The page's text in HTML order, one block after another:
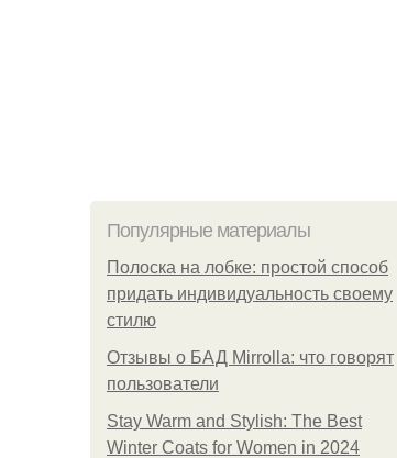
Популярные материалы
Полоска на лобке: простой способ
придать индивидуальность своему
стилю
Отзывы о БАД Mirrolla: что говорят
пользователи
Stay Warm and Stylish: The Best
Winter Coats for Women in 2024